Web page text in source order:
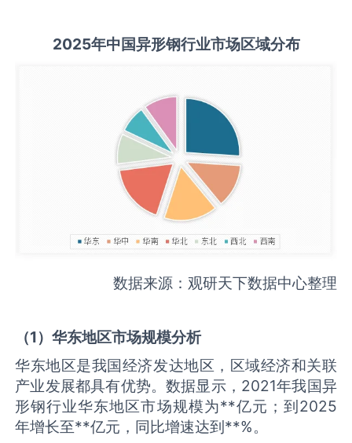
2025年中国异形钢行业市场区域分布
数据来源：观研天下数据中心整理
（1）华东地区市场规模分析
华东地区是我国经济发达地区，区域经济和关联
产业发展都具有优势。数据显示，2021年我国异
形钢行业华东地区市场规模为**亿元；到2025
年增长至**亿元，同比增速达到**%。